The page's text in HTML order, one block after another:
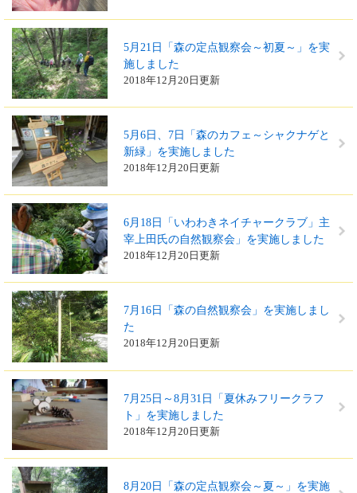
5月21日「森の定点観察会～初夏～」を実
施しました
2018年12月20日更新
5月6日、7日「森のカフェ～シャクナゲと
新緑」を実施しました
2018年12月20日更新
6月18日「いわわきネイチャークラブ」主
宰上田氏の自然観察会」を実施しました
2018年12月20日更新
7月16日「森の自然観察会」を実施しまし
た
2018年12月20日更新
7月25日～8月31日「夏休みフリークラフ
ト」を実施しました
2018年12月20日更新
8月20日「森の定点観察会～夏～」を実施